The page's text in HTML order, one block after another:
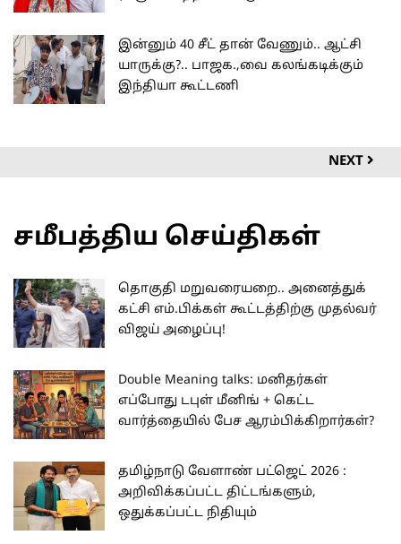
இன்னும் 40 சீட் தான் வேணும்.. ஆட்சி
யாருக்கு?.. பாஜக.,வை கலங்கடிக்கும்
இந்தியா கூட்டணி
NEXT
சமீபத்திய செய்திகள்
தொகுதி மறுவரையறை.. அனைத்துக்
கட்சி எம்.பிக்கள் கூட்டத்திற்கு முதல்வர்
விஜய் அழைப்பு!
Double Meaning talks: மனிதர்கள்
எப்போது டபுள் மீனிங் + கெட்ட
வார்த்தையில் பேச ஆரம்பிக்கிறார்கள்?
தமிழ்நாடு வேளாண் பட்ஜெட் 2026 :
அறிவிக்கப்பட்ட திட்டங்களும்,
ஒதுக்கப்பட்ட நிதியும்